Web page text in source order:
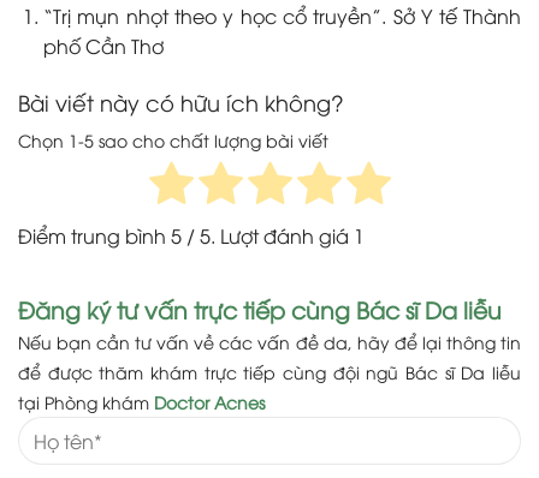
“Trị mụn nhọt theo y học cổ truyền”. Sở Y tế Thành
phố Cần Thơ
Bài viết này có hữu ích không?
Chọn 1-5 sao cho chất lượng bài viết
Điểm trung bình 5 / 5. Lượt đánh giá 1
Đăng ký tư vấn trực tiếp cùng Bác sĩ Da liễu
Nếu bạn cần tư vấn về các vấn đề da, hãy để lại thông tin
để được thăm khám trực tiếp cùng đội ngũ Bác sĩ Da liễu
tại Phòng khám Doctor Acnes